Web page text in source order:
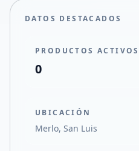
DATOS DESTACADOS
PRODUCTOS ACTIVOS
0
UBICACIÓN
Merlo, San Luis